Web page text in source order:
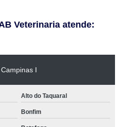
Veterinaria atende:
Campinas I
Alto do Taquaral
Bonfim